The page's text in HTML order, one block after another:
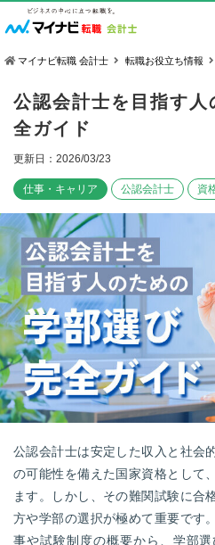
公認
女性
個別
転職
ご利用
非公
マイナビ転職 会計士 転職お役立ち情報
公認会計士を目指す
全ガイド
更新日：2026/03/23
仕事・キャリア 公認会計士 資
公認会計士は安定した収入と社会
の可能性を備えた国家資格として
ます。しかし、その難関試験に合
方や学部の選択が極めて重要です
事や試験制度の概要から、学部